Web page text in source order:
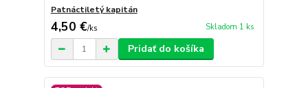
Patnáctiletý kapitán
4,50 €/ks Skladom 1 ks
Pridať do košíka